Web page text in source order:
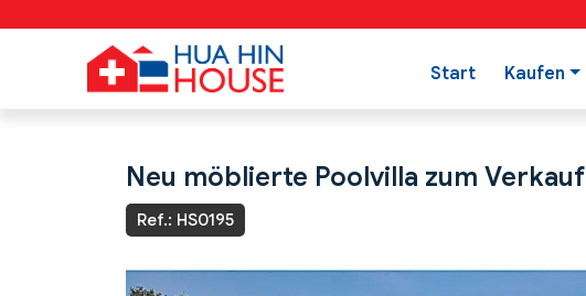
Start Kaufen
Neu möblierte Poolvilla zum Verkauf
Ref.: HS0195